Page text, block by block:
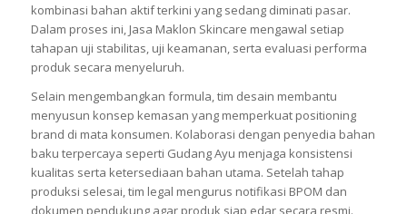
kombinasi bahan aktif terkini yang sedang diminati pasar.
Dalam proses ini, Jasa Maklon Skincare mengawal setiap
tahapan uji stabilitas, uji keamanan, serta evaluasi performa
produk secara menyeluruh.
Selain mengembangkan formula, tim desain membantu
menyusun konsep kemasan yang memperkuat positioning
brand di mata konsumen. Kolaborasi dengan penyedia bahan
baku terpercaya seperti Gudang Ayu menjaga konsistensi
kualitas serta ketersediaan bahan utama. Setelah tahap
produksi selesai, tim legal mengurus notifikasi BPOM dan
dokumen pendukung agar produk siap edar secara resmi.